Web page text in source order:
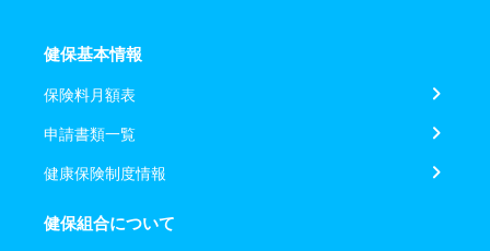
健保基本情報
保険料月額表
申請書類一覧
健康保険制度情報
健保組合について